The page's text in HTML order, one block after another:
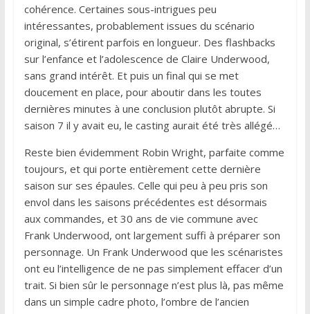
cohérence. Certaines sous-intrigues peu
intéressantes, probablement issues du scénario
original, s’étirent parfois en longueur. Des flashbacks
sur l’enfance et l’adolescence de Claire Underwood,
sans grand intérêt. Et puis un final qui se met
doucement en place, pour aboutir dans les toutes
dernières minutes à une conclusion plutôt abrupte. Si
saison 7 il y avait eu, le casting aurait été très allégé…
Reste bien évidemment Robin Wright, parfaite comme
toujours, et qui porte entièrement cette dernière
saison sur ses épaules. Celle qui peu à peu pris son
envol dans les saisons précédentes est désormais
aux commandes, et 30 ans de vie commune avec
Frank Underwood, ont largement suffi à préparer son
personnage. Un Frank Underwood que les scénaristes
ont eu l’intelligence de ne pas simplement effacer d’un
trait. Si bien sûr le personnage n’est plus là, pas même
dans un simple cadre photo, l’ombre de l’ancien